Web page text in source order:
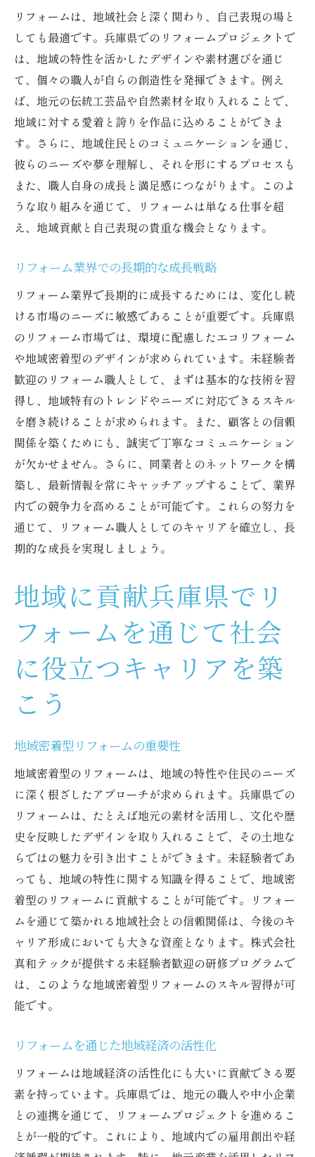
リフォームは、地域社会と深く関わり、自己表現の場と
しても最適です。兵庫県でのリフォームプロジェクトで
は、地域の特性を活かしたデザインや素材選びを通じ
て、個々の職人が自らの創造性を発揮できます。例え
ば、地元の伝統工芸品や自然素材を取り入れることで、
地域に対する愛着と誇りを作品に込めることができま
す。さらに、地域住民とのコミュニケーションを通じ、
彼らのニーズや夢を理解し、それを形にするプロセスも
また、職人自身の成長と満足感につながります。このよ
うな取り組みを通じて、リフォームは単なる仕事を超
え、地域貢献と自己表現の貴重な機会となります。
リフォーム業界での長期的な成長戦略
リフォーム業界で長期的に成長するためには、変化し続
ける市場のニーズに敏感であることが重要です。兵庫県
のリフォーム市場では、環境に配慮したエコリフォーム
や地域密着型のデザインが求められています。未経験者
歓迎のリフォーム職人として、まずは基本的な技術を習
得し、地域特有のトレンドやニーズに対応できるスキル
を磨き続けることが求められます。また、顧客との信頼
関係を築くためにも、誠実で丁寧なコミュニケーション
が欠かせません。さらに、同業者とのネットワークを構
築し、最新情報を常にキャッチアップすることで、業界
内での競争力を高めることが可能です。これらの努力を
通じて、リフォーム職人としてのキャリアを確立し、長
期的な成長を実現しましょう。
地域に貢献兵庫県でリ
フォームを通じて社会
に役立つキャリアを築
こう
地域密着型リフォームの重要性
地域密着型のリフォームは、地域の特性や住民のニーズ
に深く根ざしたアプローチが求められます。兵庫県での
リフォームは、たとえば地元の素材を活用し、文化や歴
史を反映したデザインを取り入れることで、その土地な
らではの魅力を引き出すことができます。未経験者であ
っても、地域の特性に関する知識を得ることで、地域密
着型のリフォームに貢献することが可能です。リフォー
ムを通じて築かれる地域社会との信頼関係は、今後のキ
ャリア形成においても大きな資産となります。株式会社
真和テックが提供する未経験者歓迎の研修プログラムで
は、このような地域密着型リフォームのスキル習得が可
能です。
リフォームを通じた地域経済の活性化
リフォームは地域経済の活性化にも大いに貢献できる要
素を持っています。兵庫県では、地元の職人や中小企業
との連携を通じて、リフォームプロジェクトを進めるこ
とが一般的です。これにより、地域内での雇用創出や経